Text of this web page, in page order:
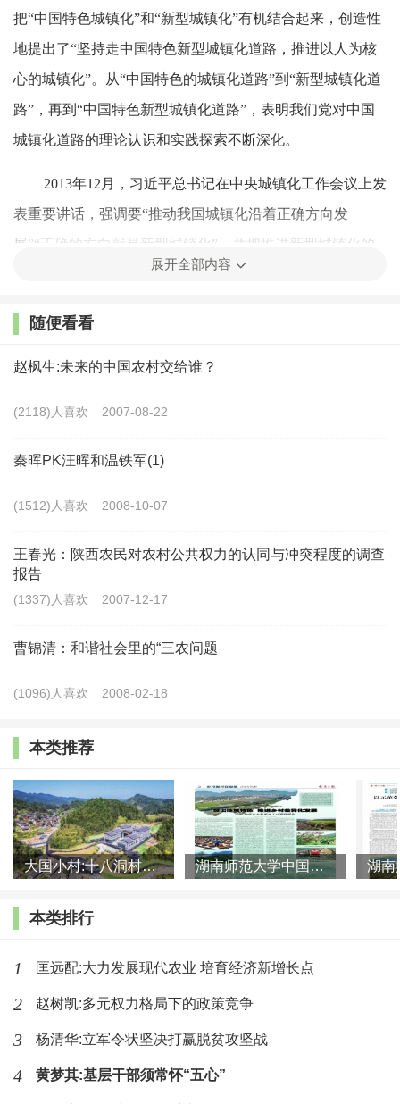
把“中国特色城镇化”和“新型城镇化”有机结合起来，创造性
地提出了“坚持走中国特色新型城镇化道路，推进以人为核
心的城镇化”。从“中国特色的城镇化道路”到“新型城镇化道
路”，再到“中国特色新型城镇化道路”，表明我们党对中国
城镇化道路的理论认识和实践探索不断深化。
2013年12月，习近平总书记在中央城镇化工作会议上发
表重要讲话，强调要“推动我国城镇化沿着正确方向发
展”“正确的方向就是新型城镇化”，并把推进新型城镇化的
基本原则归纳为以人为本、优化布局、生态文明、传承文化
的城镇化；优化布局是路径，重点是根据资源环境承载能力
构建科学合理的城镇化宏观布局；生态文明是理念，重点是
四个基本原则也是对新型城镇化科学内涵的高度概括，是新
出：“粗放扩张、人地失衡、举债度日、破坏环境的老路不
能再走了，也走不通了。”这就指明了中国的城镇化加快转
果城镇化目标正确、方向对头，能走出一条新路，将有利于
济和生态环境也将从中受益。”这里所讲的
镇化之路的重要意义。反之，“如果城镇化路子走偏了，存
在的问题得不到及时化解，则可能积重难返，带来巨大风
险”。
2016年2月，习近平总书记对深入推进新型城镇化建设
高户籍人口城镇化率，更加注重城乡基本公共服务均等化，
更加注重环境宜居和历史文脉传承，更加注重提升人民群众
获得感和幸福感”。这“四个更加注重”与前述四个方面的基
展开全部内容
随便看看
赵枫生:未来的中国农村交给谁？
(2118)人喜欢 2007-08-22
秦晖PK汪晖和温铁军(1)
(1512)人喜欢 2008-10-07
王春光：陕西农民对农村公共权力的认同与冲突程度的调查
报告
(1337)人喜欢 2007-12-17
曹锦清：和谐社会里的“三农问题
(1096)人喜欢 2008-02-18
本类推荐
大国小村:十八洞村的现代变迁是一道美丽的风景线 湖南师范大学中国乡村振兴研究院课题组:突出地域特色 推进乡村
本类排行
1 匡远配:大力发展现代农业 培育经济新增长点
2 赵树凯:多元权力格局下的政策竞争
3 杨清华:立军令状坚决打赢脱贫攻坚战
4 黄梦其:基层干部须常怀“五心”